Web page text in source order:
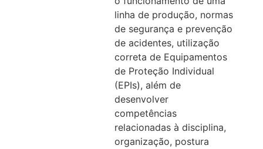
linha de produção, normas
de segurança e prevenção
de acidentes, utilização
correta de Equipamentos
de Proteção Individual
(EPIs), além de
desenvolver
competências
relacionadas à disciplina,
organização, postura